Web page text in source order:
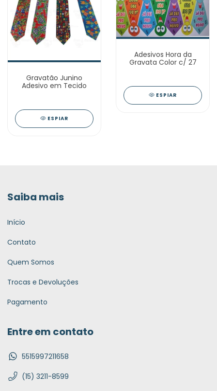
Gravatão Junino
Adesivo em Tecido
ESPIAR
Adesivos Hora da
Gravata Color c/ 27
ESPIAR
Saiba mais
Início
Contato
Quem Somos
Trocas e Devoluções
Pagamento
Entre em contato
5515997211658
(15) 3211-8599